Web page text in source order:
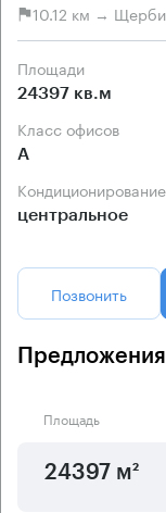
10.12 км →
Площади
24397 кв.м
Класс офисов
А
Кондиционирование
центральное
Позвонить
Площадь
24397 м²